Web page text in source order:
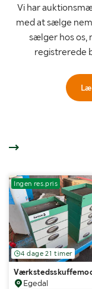
Vi har
med at sælge
sælger hos os,
registrerede
Ingen res.pris
4 dage 21 timer
Egedal